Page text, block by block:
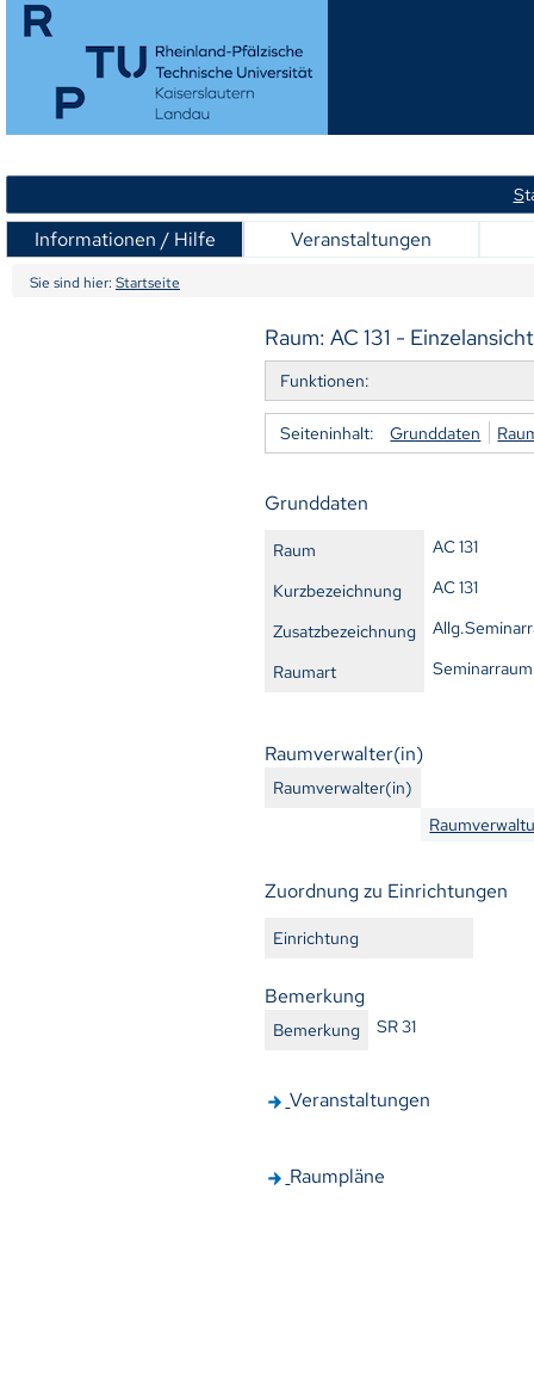
S
Informationen / Hilfe Veranstaltungen
Sie sind hier: Startseite
Raum: AC 131 - Einzelansicht
Funktionen:
Seiteninhalt: Grunddaten
Grunddaten
Raum
AC 131
Kurzbezeichnung
AC 131
Zusatzbezeichnung
Raumart
Seminarraum
Raumverwalter(in)
Raumverwalter(in)
Zuordnung zu Einrichtungen
Einrichtung
Bemerkung
Bemerkung SR 31
Veranstaltungen
Raumpläne